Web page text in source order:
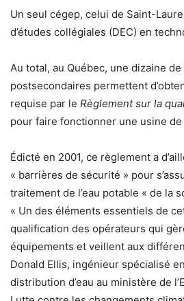
Un seul cégep, celui de Saint-
d’études collégiales (DEC) en
Au total, au Québec, une dizaine
postsecondaires permettent
requise par le Règlement sur la
pour faire fonctionner une usine de
Édicté en 2001, ce règlement a
« barrières de sécurité » pour
traitement de l’eau potable « de la
« Un des éléments essentiels de
qualification des opérateurs qui
équipements et veillent aux
Donald Ellis, ingénieur spécialisé
distribution d’eau au ministère de